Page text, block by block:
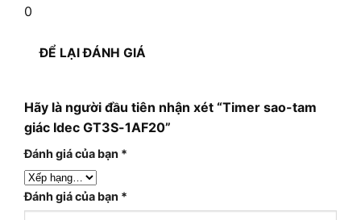
0
ĐỂ LẠI ĐÁNH GIÁ
Hãy là người đầu tiên nhận xét “Timer sao-tam
giác Idec GT3S-1AF20”
Đánh giá của bạn *
Đánh giá của bạn *